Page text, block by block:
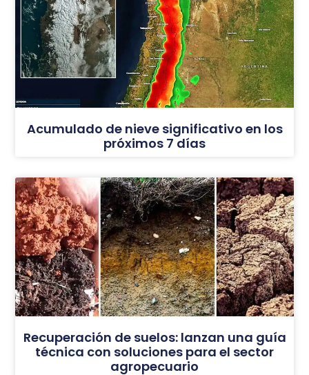
Acumulado de nieve significativo en los
próximos 7 días
Recuperación de suelos: lanzan una guía
técnica con soluciones para el sector
agropecuario